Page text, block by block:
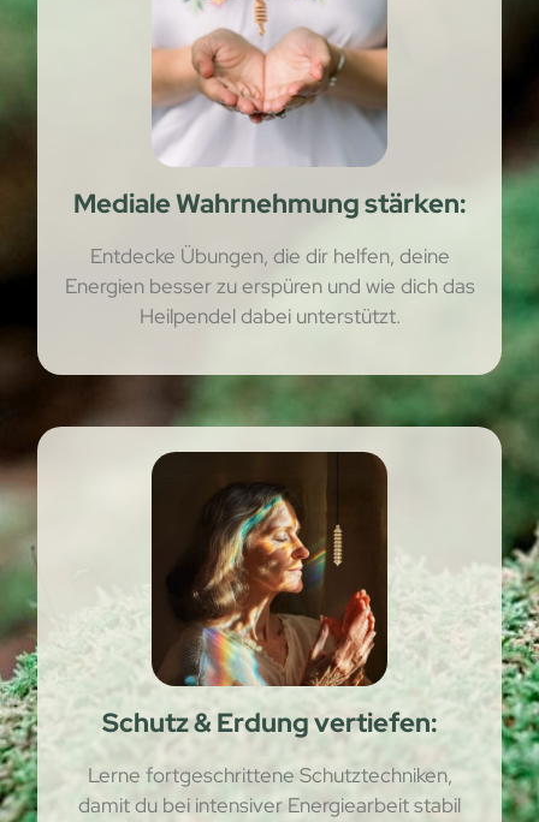
Mediale Wahrnehmung stärken:
Entdecke Übungen, die dir helfen, deine
Energien besser zu erspüren und wie dich das
Heilpendel dabei unterstützt.
Schutz & Erdung vertiefen:
Lerne fortgeschrittene Schutztechniken,
damit du bei intensiver Energiearbeit stabil